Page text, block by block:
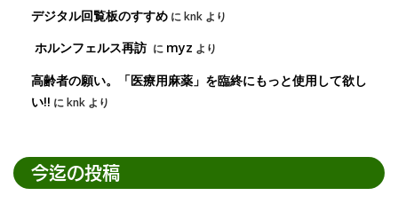
デジタル回覧板のすすめ にknk より
ホルンフェルス再訪 に myz より
高齢者の願い。「医療用麻薬」を臨終にもっと使用して欲し
い!! にknk より
今迄の投稿